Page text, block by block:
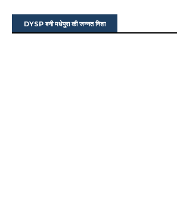
DYSP बनी मधेपुरा की जन्नत निशा